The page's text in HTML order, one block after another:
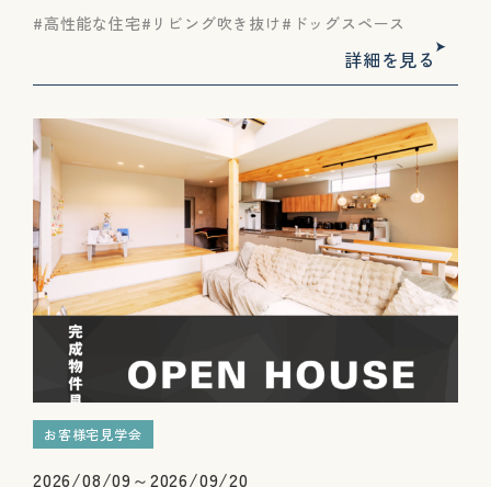
高性能な住宅 リビング吹き抜け ドッグスペース
詳細を見る
お客様宅見学会
2026/08/09～2026/09/20